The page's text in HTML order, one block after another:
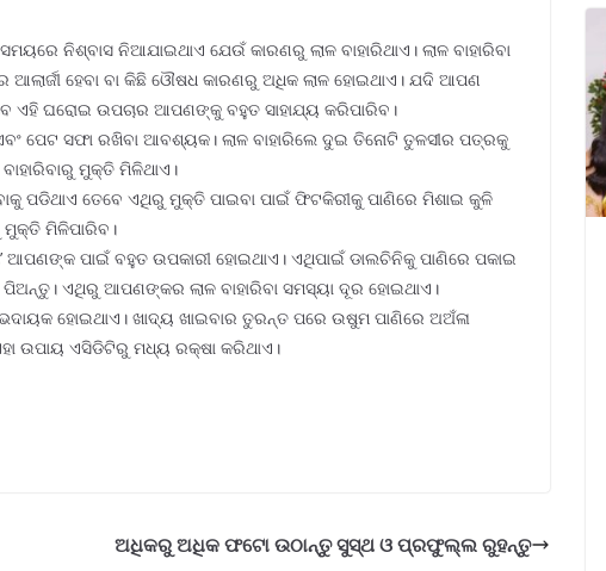
ନିଶ୍ବାସ ନିଆଯାଇଥାଏ ଯେଉଁ କାରଣରୁ ଲାଳ ବାହାରିଥାଏ। ଲାଳ ବାହାରିବା
ହେବା ବା କିଛି ଓୌଷଧ କାରଣରୁ ଅଧିକ ଲାଳ ହୋଇଥାଏ। ଯଦି ଆପଣ
ଏହି ଘରୋଇ ଉପଚାର ଆପଣଙ୍କୁ ବହୁତ ସାହାଯ୍ୟ କରିପାରିବ।
ପେଟ ସଫା ରଖିବା ଆବଶ୍ୟକ। ଲାଳ ବାହାରିଲେ ଦୁଇ ତିନୋଟି ତୁଳସୀର ପତ୍ରକୁ
ମୁକ୍ତି ମିଳିଥାଏ।
ପଡିଥାଏ ତେବେ ଏଥିରୁ ମୁକ୍ତି ପାଇବା ପାଇଁ ଫିଟକିରୀକୁ ପାଣିରେ ମିଶାଇ କୁଳି
ମୁକ୍ତି ମିଳିପାରିବ।
ଆପଣଙ୍କ ପାଇଁ ବହୁତ ଉପକାରୀ ହୋଇଥାଏ। ଏଥିପାଇଁ ଡାଲଚିନିକୁ ପାଣିରେ ପକାଇ
ଏଥିରୁ ଆପଣଙ୍କର ଲାଳ ବାହାରିବା ସମସ୍ୟା ଦୂର ହୋଇଥାଏ।
ହୋଇଥାଏ। ଖାଦ୍ୟ ଖାଇବାର ତୁରନ୍ତ ପରେ ଉଷୁମ ପାଣିରେ ଅଅଁଳା
ଉପାୟ ଏସିଡିଟିରୁ ମଧ୍ୟ ରକ୍ଷା କରିଥାଏ।
ଅଧିକରୁ ଅଧିକ ଫଟୋ ଉଠାନ୍ତୁ ସୁସ୍ଥ ଓ ପ୍ରଫୁଲ୍ଲ ରୁହନ୍ତୁ